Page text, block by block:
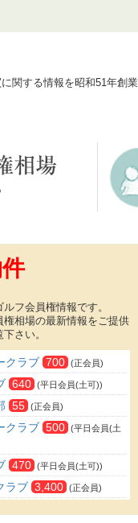
関する情報を昭和51年創業
フ会員権情報です。
相場の最新情報をご提供
さい。
クラブ 700 (正会員)
640 (平日会員(土可))
55 (正会員)
クラブ 500 (平日会員(土
470 (平日会員(土可))
ラブ 3,400 (正会員)